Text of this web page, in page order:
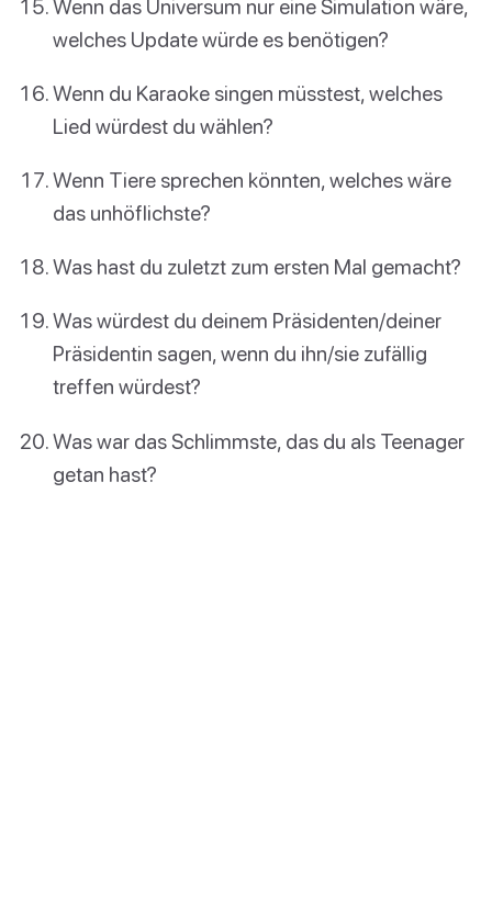
Wenn das Universum nur eine Simulation wäre,
welches Update würde es benötigen?
Wenn du Karaoke singen müsstest, welches
Lied würdest du wählen?
Wenn Tiere sprechen könnten, welches wäre
das unhöflichste?
Was hast du zuletzt zum ersten Mal gemacht?
Was würdest du deinem Präsidenten/deiner
Präsidentin sagen, wenn du ihn/sie zufällig
treffen würdest?
Was war das Schlimmste, das du als Teenager
getan hast?